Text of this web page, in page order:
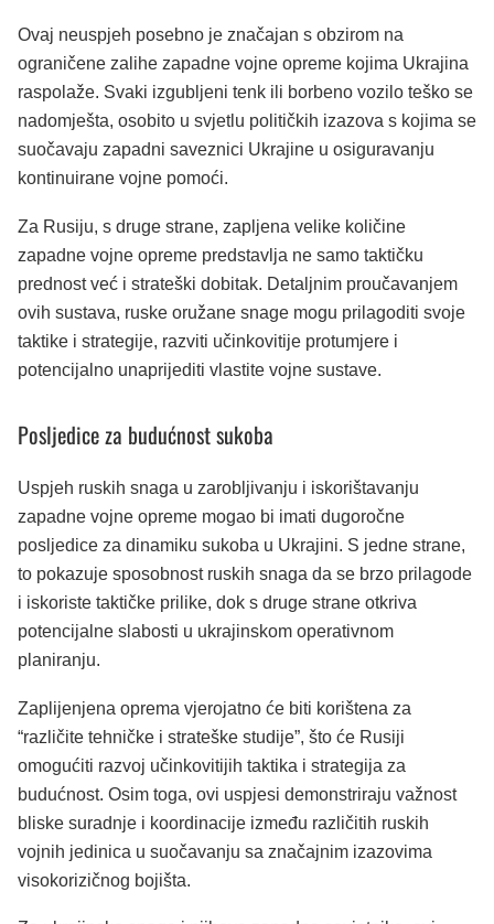
Ovaj neuspjeh posebno je značajan s obzirom na
ograničene zalihe zapadne vojne opreme kojima Ukrajina
raspolaže. Svaki izgubljeni tenk ili borbeno vozilo teško se
nadomješta, osobito u svjetlu političkih izazova s kojima se
suočavaju zapadni saveznici Ukrajine u osiguravanju
kontinuirane vojne pomoći.
Za Rusiju, s druge strane, zapljena velike količine
zapadne vojne opreme predstavlja ne samo taktičku
prednost već i strateški dobitak. Detaljnim proučavanjem
ovih sustava, ruske oružane snage mogu prilagoditi svoje
taktike i strategije, razviti učinkovitije protumjere i
potencijalno unaprijediti vlastite vojne sustave.
Posljedice za budućnost sukoba
Uspjeh ruskih snaga u zarobljivanju i iskorištavanju
zapadne vojne opreme mogao bi imati dugoročne
posljedice za dinamiku sukoba u Ukrajini. S jedne strane,
to pokazuje sposobnost ruskih snaga da se brzo prilagode
i iskoriste taktičke prilike, dok s druge strane otkriva
potencijalne slabosti u ukrajinskom operativnom
planiranju.
Zaplijenjena oprema vjerojatno će biti korištena za
“različite tehničke i strateške studije”, što će Rusiji
omogućiti razvoj učinkovitijih taktika i strategija za
budućnost. Osim toga, ovi uspjesi demonstriraju važnost
bliske suradnje i koordinacije između različitih ruskih
vojnih jedinica u suočavanju sa značajnim izazovima
visokorizičnog bojišta.